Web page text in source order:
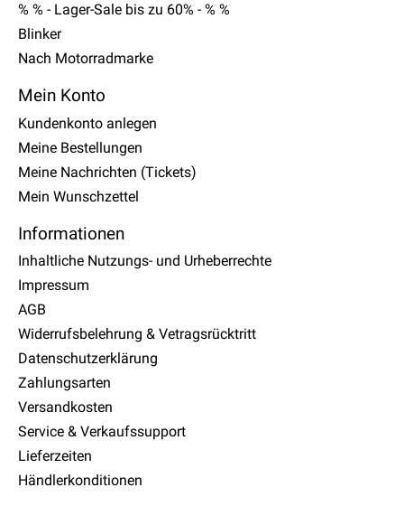
% % - Lager-Sale bis zu 60% - % %
Blinker
Nach Motorradmarke
Mein Konto
Kundenkonto anlegen
Meine Bestellungen
Meine Nachrichten (Tickets)
Mein Wunschzettel
Informationen
Inhaltliche Nutzungs- und Urheberrechte
Impressum
AGB
Widerrufsbelehrung & Vetragsrücktritt
Datenschutzerklärung
Zahlungsarten
Versandkosten
Service & Verkaufssupport
Lieferzeiten
Händlerkonditionen